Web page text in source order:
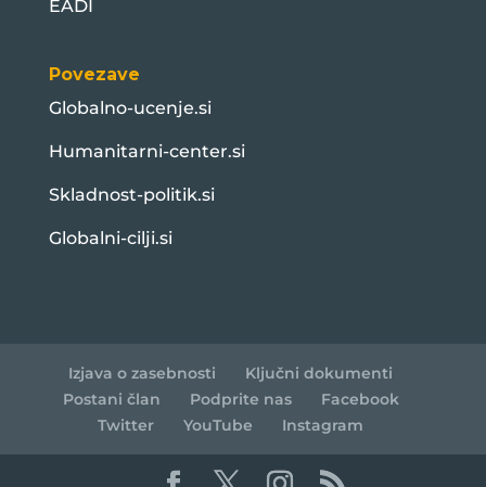
EADI
Povezave
Globalno-ucenje.si
Humanitarni-center.si
Skladnost-politik.si
Globalni-cilji.si
Izjava o zasebnosti
Ključni dokumenti
Postani član
Podprite nas
Facebook
Twitter
YouTube Instagram